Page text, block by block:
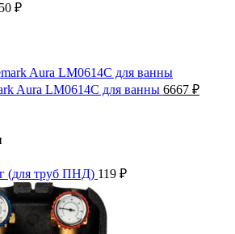
₽
Aura LM0614C для ванны 6667 ₽
(для труб ПНД) 119 ₽